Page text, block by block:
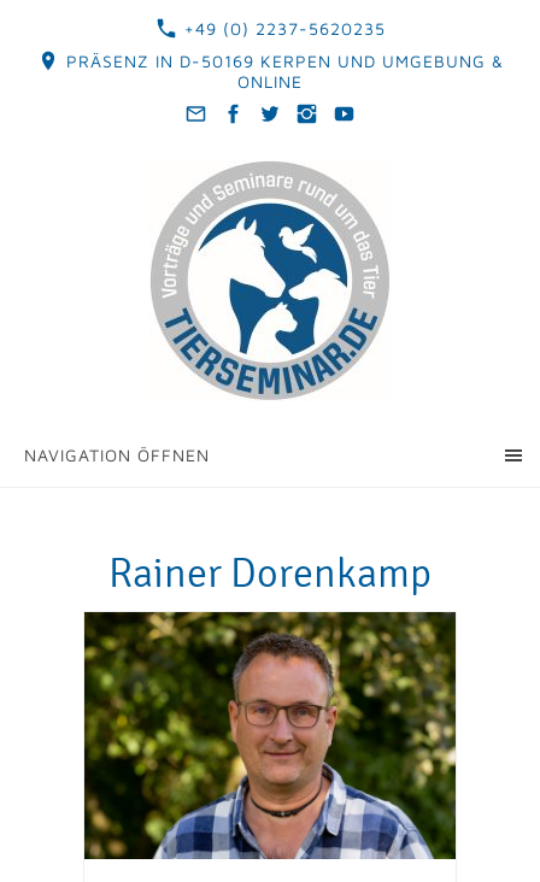
+49 (0) 2237-5620235
PRÄSENZ IN D-50169 KERPEN UND UMGEBUNG &
ONLINE
NAVIGATION ÖFFNEN
Rainer Dorenkamp